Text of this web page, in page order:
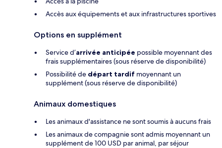
Accès aux équipements et aux infrastructures sportives
Options en supplément
Service d’arrivée anticipée possible moyennant des
frais supplémentaires (sous réserve de disponibilité)
Possibilité de départ tardif moyennant un
supplément (sous réserve de disponibilité)
Animaux domestiques
Les animaux d'assistance ne sont soumis à aucuns frais
Les animaux de compagnie sont admis moyennant un
supplément de 100 USD par animal, par séjour